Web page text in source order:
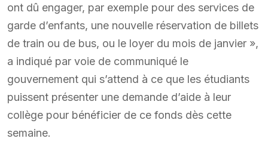
ont dû engager, par exemple pour des services de
garde d’enfants, une nouvelle réservation de billets
de train ou de bus, ou le loyer du mois de janvier »,
a indiqué par voie de communiqué le
gouvernement qui s’attend à ce que les étudiants
puissent présenter une demande d’aide à leur
collège pour bénéficier de ce fonds dès cette
semaine.